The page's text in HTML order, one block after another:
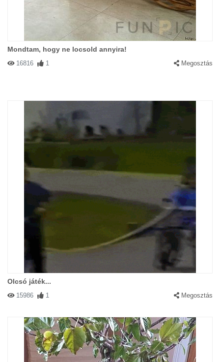
Mondtam, hogy ne locsold annyira!
16816 1 Megosztás
Olcsó játék...
15986 1 Megosztás